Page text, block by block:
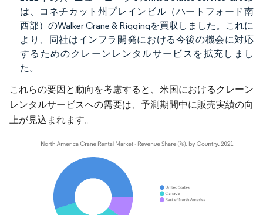
は、コネチカット州プレインビル（ハートフォード南
西部）のWalker Crane & Riggingを買収しました。これに
より、同社はインフラ開発における今後の機会に対応
するためのクレーンレンタルサービスを拡充しまし
た。
これらの要因と動向を考慮すると、米国におけるクレーン
レンタルサービスへの需要は、予測期間中に販売実績の向
上が見込まれます。